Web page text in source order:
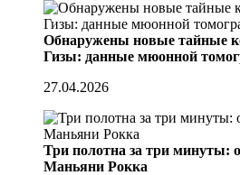
Обнаружены новые тайные
Гизы: данные мюонной
27.04.2026
Три полотна за три минуты:
Маньяни Рокка